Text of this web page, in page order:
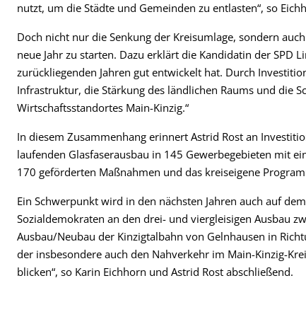
nutzt, um die Städte und Gemeinden zu entlasten“, so
Doch nicht nur die Senkung der Kreisumlage, sondern
neue Jahr zu starten. Dazu erklärt die Kandidatin der SPD
zurückliegenden Jahren gut entwickelt hat. Durch
Infrastruktur, die Stärkung des ländlichen Raums und die
Wirtschaftsstandortes Main-Kinzig.“
In diesem Zusammenhang erinnert Astrid Rost an
laufenden Glasfaserausbau in 145 Gewerbegebieten mit
170 geförderten Maßnahmen und das kreiseigene
Ein Schwerpunkt wird in den nächsten Jahren auch auf
Sozialdemokraten an den drei- und viergleisigen Ausbau
Ausbau/Neubau der Kinzigtalbahn von Gelnhausen in
der insbesondere auch den Nahverkehr im Main-Kinzig-
blicken“, so Karin Eichhorn und Astrid Rost abschließend.